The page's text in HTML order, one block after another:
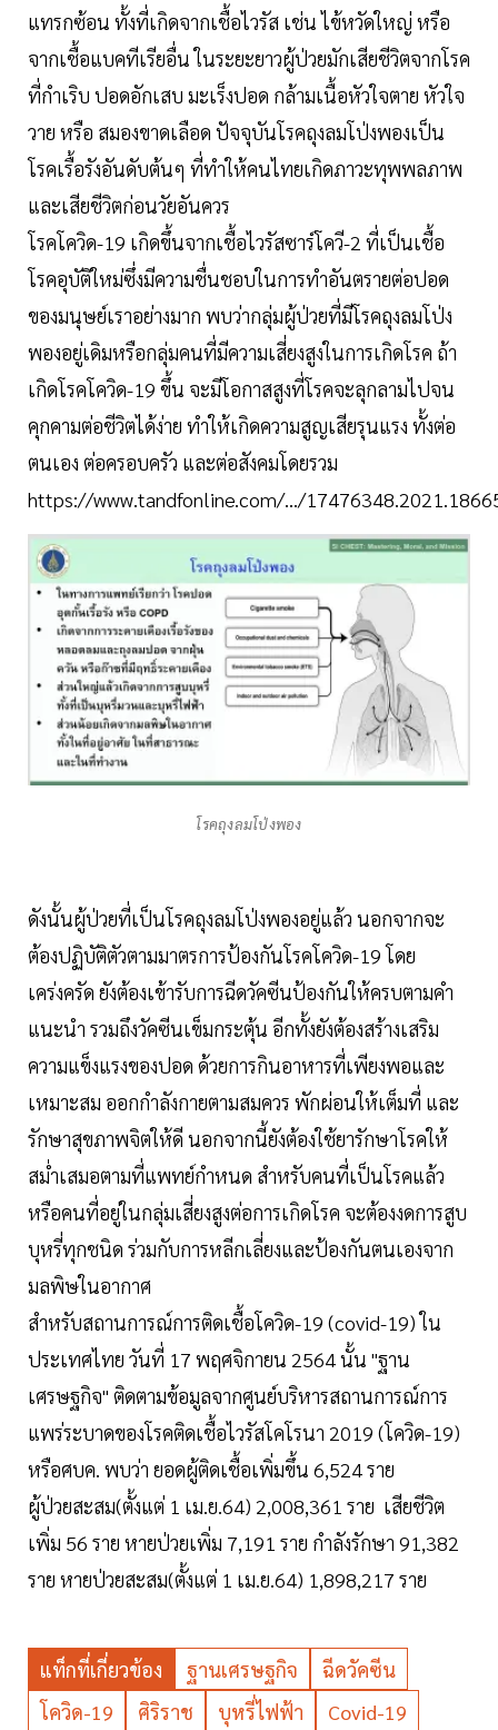
แทรกซ้อน ทั้งที่เกิดจากเชื้อไวรัส เช่น ไข้หวัดใหญ่ หรือ
จากเชื้อแบคทีเรียอื่น ในระยะยาวผู้ป่วยมักเสียชีวิตจากโรค
ที่กำเริบ ปอดอักเสบ มะเร็งปอด กล้ามเนื้อหัวใจตาย หัวใจ
วาย หรือ สมองขาดเลือด ปัจจุบันโรคถุงลมโป่งพองเป็น
โรคเรื้อรังอันดับต้นๆ ที่ทำให้คนไทยเกิดภาวะทุพพลภาพ
และเสียชีวิตก่อนวัยอันควร
โรคโควิด-19 เกิดขึ้นจากเชื้อไวรัสซาร์โควี-2 ที่เป็นเชื้อ
โรคอุบัติใหม่ซึ่งมีความชื่นชอบในการทำอันตรายต่อปอด
ของมนุษย์เราอย่างมาก พบว่ากลุ่มผู้ป่วยที่มีโรคถุงลมโป่ง
พองอยู่เดิมหรือกลุ่มคนที่มีความเสี่ยงสูงในการเกิดโรค ถ้า
เกิดโรคโควิด-19 ขึ้น จะมีโอกาสสูงที่โรคจะลุกลามไปจน
คุกคามต่อชีวิตได้ง่าย ทำให้เกิดความสูญเสียรุนแรง ทั้งต่อ
ตนเอง ต่อครอบครัว และต่อสังคมโดยรวม
https://www.tandfonline.com/.../
โรคถุงลมโป่งพอง
ดังนั้นผู้ป่วยที่เป็นโรคถุงลมโป่งพองอยู่แล้ว นอกจากจะ
ต้องปฏิบัติตัวตามมาตรการป้องกันโรคโควิด-19 โดย
เคร่งครัด ยังต้องเข้ารับการฉีดวัคซีนป้องกันให้ครบตามคำ
แนะนำ รวมถึงวัคซีนเข็มกระตุ้น อีกทั้งยังต้องสร้างเสริม
ความแข็งแรงของปอด ด้วยการกินอาหารที่เพียงพอและ
เหมาะสม ออกกำลังกายตามสมควร พักผ่อนให้เต็มที่ และ
รักษาสุขภาพจิตให้ดี นอกจากนี้ยังต้องใช้ยารักษาโรคให้
สม่ำเสมอตามที่แพทย์กำหนด สำหรับคนที่เป็นโรคแล้ว
หรือคนที่อยู่ในกลุ่มเสี่ยงสูงต่อการเกิดโรค จะต้องงดการสูบ
บุหรี่ทุกชนิด ร่วมกับการหลีกเลี่ยงและป้องกันตนเองจาก
มลพิษในอากาศ
สำหรับสถานการณ์การติดเชื้อโควิด-19 (covid-19) ใน
ประเทศไทย วันที่ 17 พฤศจิกายน 2564 นั้น "ฐาน
เศรษฐกิจ" ติดตามข้อมูลจากศูนย์บริหารสถานการณ์การ
แพร่ระบาดของโรคติดเชื้อไวรัสโคโรนา 2019 (โควิด-19)
หรือศบค. พบว่า ยอดผู้ติดเชื้อเพิ่มขึ้น 6,524 ราย
ผู้ป่วยสะสม(ตั้งแต่ 1 เม.ย.64) 2,008,361 ราย เสียชีวิต
เพิ่ม 56 ราย หายป่วยเพิ่ม 7,191 ราย กำลังรักษา 91,382
ราย หายป่วยสะสม(ตั้งแต่ 1 เม.ย.64) 1,898,217 ราย
แท็กที่เกี่ยวข้อง ฐานเศรษฐกิจ
ฉีดวัคซีน
โควิด-19
ศิริราช บุหรี่ไฟฟ้า Covid-19